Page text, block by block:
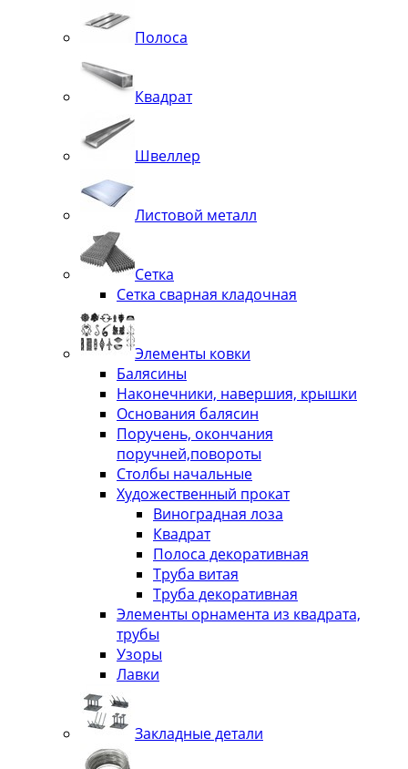
Полоса
Квадрат
Швеллер
Листовой металл
Сетка
Сетка сварная кладочная
Элементы ковки
Балясины
Наконечники, навершия, крышки
Основания балясин
Поручень, окончания
поручней,повороты
Столбы начальные
Художественный прокат
Виноградная лоза
Квадрат
Полоса декоративная
Труба витая
Труба декоративная
Элементы орнамента из квадрата,
трубы
Узоры
Лавки
Закладные детали